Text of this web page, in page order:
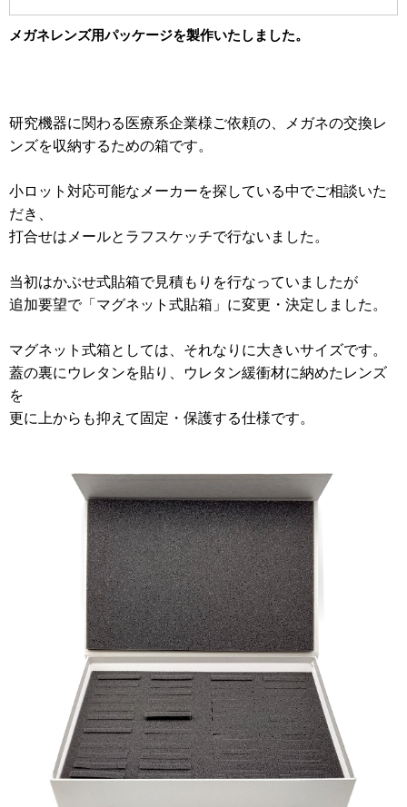
メガネレンズ用パッケージを製作いたしました。
研究機器に関わる医療系企業様ご依頼の、メガネの交換レ
ンズを収納するための箱です。
小ロット対応可能なメーカーを探している中でご相談いた
だき、
打合せはメールとラフスケッチで行ないました。
当初はかぶせ式貼箱で見積もりを行なっていましたが
追加要望で「マグネット式貼箱」に変更・決定しました。
マグネット式箱としては、それなりに大きいサイズです。
蓋の裏にウレタンを貼り、ウレタン緩衝材に納めたレンズ
を
更に上からも抑えて固定・保護する仕様です。
食品・食材用
産業・電化製品用
アニメ関連
2012年
2009年